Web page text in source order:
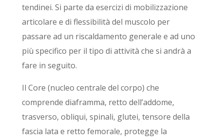
tendinei. Si parte da esercizi di mobilizzazione
articolare e di flessibilità del muscolo per
passare ad un riscaldamento generale e ad uno
più specifico per il tipo di attività che si andrà a
fare in seguito.
Il Core (nucleo centrale del corpo) che
comprende diaframma, retto dell’addome,
trasverso, obliqui, spinali, glutei, tensore della
fascia lata e retto femorale, protegge la